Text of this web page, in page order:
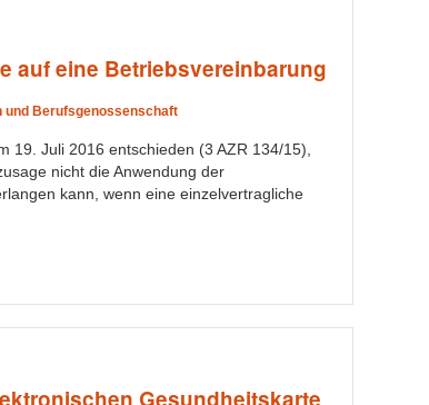
auf eine Betriebsvereinbarung
und Berufsgenossenschaft
19. Juli 2016 entschieden (3 AZR 134/15),
nicht die Anwendung der
kann, wenn eine einzelvertragliche
Gesundheitskarte